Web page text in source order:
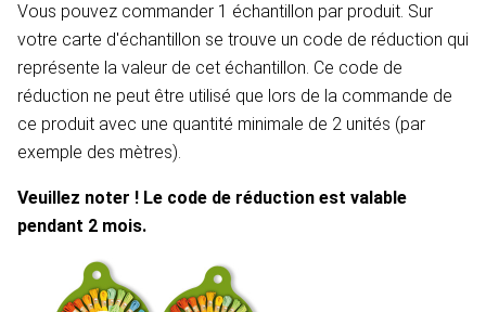
Vous pouvez commander 1 échantillon par produit. Sur
votre carte d'échantillon se trouve un code de réduction qui
représente la valeur de cet échantillon. Ce code de
réduction ne peut être utilisé que lors de la commande de
ce produit avec une quantité minimale de 2 unités (par
exemple des mètres).
Veuillez noter ! Le code de réduction est valable
pendant 2 mois.